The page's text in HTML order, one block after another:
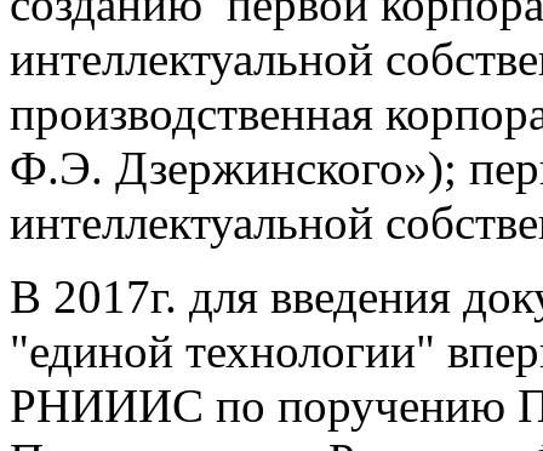
интеллектуальной
производственная
Ф.Э. Дзержинского»);
интеллектуальной
В 2017г. для введения
"единой технологии"
РНИИИС по поручению